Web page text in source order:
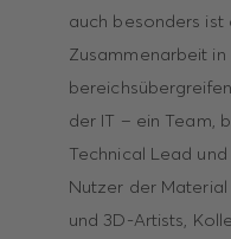
auch besonders ist
Zusammenarbeit in
der IT – ein Team,
Technical Lead
Nutzer der
und 3D-Artists,